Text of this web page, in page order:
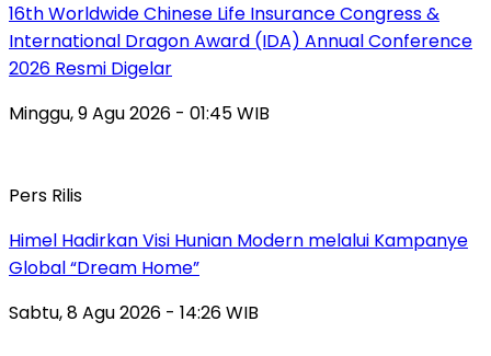
16th Worldwide Chinese Life Insurance Congress &
International Dragon Award (IDA) Annual Conference
2026 Resmi Digelar
Minggu, 9 Agu 2026 - 01:45 WIB
Pers Rilis
Himel Hadirkan Visi Hunian Modern melalui Kampanye
Global “Dream Home”
Sabtu, 8 Agu 2026 - 14:26 WIB